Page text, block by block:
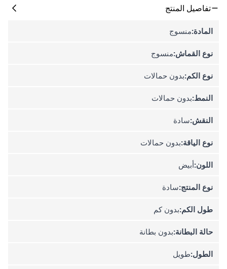
تفاصيل المنتج
المادة:منسوج
نوع القماش:منسوج
نوع الكم:بدون حمالات
النمط:بدون حمالات
النقش:سادة
نوع الياقة:بدون حمالات
اللون:أبيض
نوع المنتج:سادة
طول الكم:بدون كم
حالة البطانة:بدون بطانة
الطول:طويل